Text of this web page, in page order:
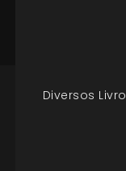
Diversos